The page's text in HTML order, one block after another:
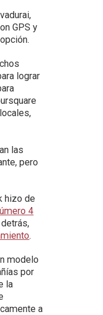
GPS y
lograr
las
pero
hizo de
4
.
modelo
por
la
a